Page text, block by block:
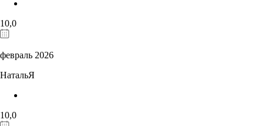
10,0
февраль 2026
НатальЯ
10,0